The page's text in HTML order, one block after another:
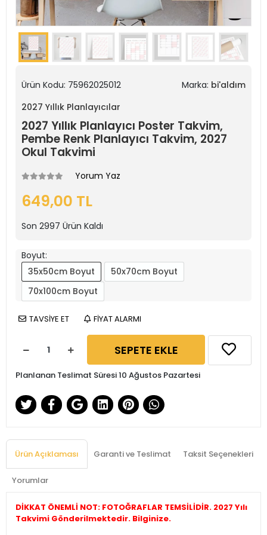
Ürün Kodu: 75962025012 Marka: bi'aldım
2027 Yıllık Planlayıcılar
2027 Yıllık Planlayıcı Poster Takvim,
Pembe Renk Planlayıcı Takvim, 2027
Okul Takvimi
Yorum Yaz
649,00 TL
Son 2997 Ürün Kaldı
Boyut:
35x50cm Boyut
50x70cm Boyut
70x100cm Boyut
TAVSİYE ET FİYAT ALARMI
SEPETE EKLE
Planlanan Teslimat Süresi 10 Ağustos Pazartesi
Ürün Açıklaması Garanti ve Teslimat Taksit Seçenekleri
Yorumlar
DİKKAT ÖNEMLİ NOT: FOTOĞRAFLAR TEMSİLİDİR. 2027 Yılı
Takvimi Gönderilmektedir. Bilginize.